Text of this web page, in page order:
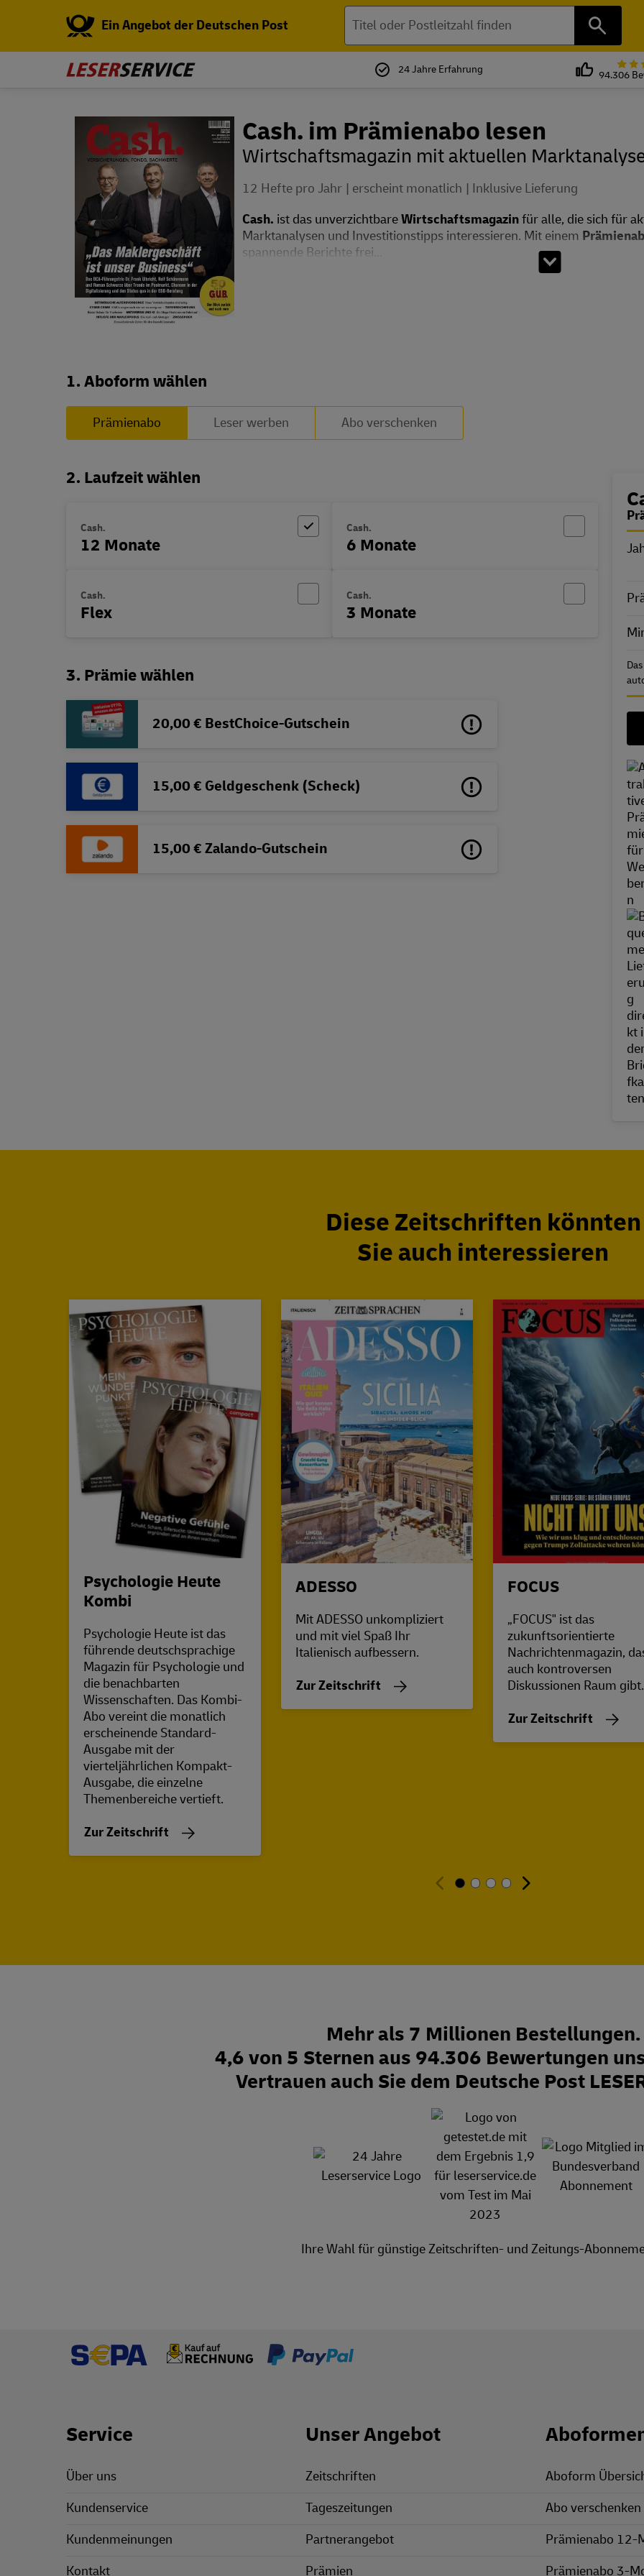
Ein Angebot der Deutschen Post
Suchen
24 Jahre Erfahrung
94.306
Cash. im Prämienabo lesen
Wirtschaftsmagazin mit aktuellen
12 Hefte pro Jahr erscheint monatlich
Inklusive Lieferung
Cash. ist das unverzichtbareWirtschaftsmagazinfür alle, die sich für
Marktanalysen und Investitionstipps interessieren. Mit einem
spannende Berichte frei...
Abo zusammenstellen
1. Aboform wählen
Prämienabo Leser werben Abo verschenken
2. Laufzeit wählen
Cash.
12 Monate
Cash.
6 Monate
Cash.
Flex
Cash.
3 Monate
3. Prämie wählen
20,00 € BestChoice-Gutschein
15,00 € Geldgeschenk (Scheck)
15,00 € Zalando-Gutschein
Diese Zeitschriften könnten
Sie auch interessieren
Psychologie Heute
Kombi
Psychologie Heute ist das
führende deutschsprachige
Magazin für Psychologie und
die benachbarten
Wissenschaften. Das Kombi-
Abo vereint die monatlich
erscheinende Standard-
Ausgabe mit der
vierteljährlichen Kompakt-
Ausgabe, die einzelne
Themenbereiche vertieft.
Zur Zeitschrift
ADESSO
Mit ADESSO unkompliziert
und mit viel Spaß Ihr
Italienisch aufbessern.
Zur Zeitschrift
FOCUS
„FOCUS" ist das
zukunftsorientierte
Nachrichtenmagazin,
auch kontroversen
Diskussionen Raum gibt.
Zur Zeitschrift
Mehr als 7 Millionen Bestellungen.
4,6 von 5 Sternen aus 94.306 Bewertungen
Vertrauen auch Sie dem Deutsche Post
Ihre Wahl für günstige Zeitschriften- und Zeitungs-
Footer Links
Service
Über uns
Kundenservice
Kundenmeinungen
Kontakt
Unser Angebot
Zeitschriften
Tageszeitungen
Partnerangebot
Prämien
Aboform
Abo verschenken
Prämienabo 12-
Prämienabo 3-